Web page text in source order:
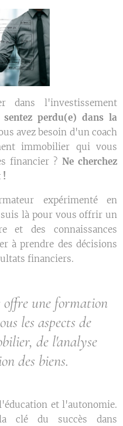
dans l'investissement
perdu(e) dans la
avez besoin d'un coach
immobilier qui vous
financier ? Ne cherchez
!
expérimenté en
là pour vous offrir un
et des connaissances
à prendre des décisions
financiers.
offre une formation
les aspects de
de l'analyse
des biens.
et l'autonomie.
clé du succès dans